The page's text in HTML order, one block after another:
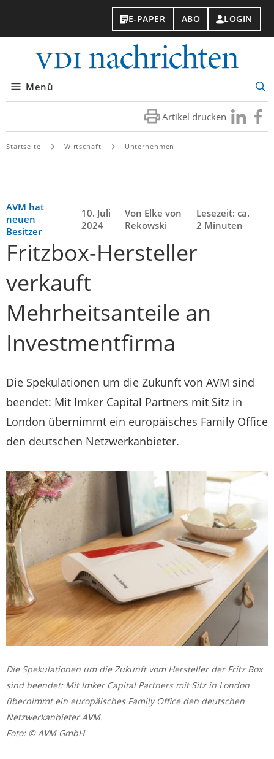
E-PAPER ABO LOGIN
Menü
Artikel drucken Besuchen
Sie
Sie
Startseite Wirtschaft Unternehmen
AVM hat
neuen
Besitzer
10. Juli
2024
Von Elke von
Rekowski
Lesezeit: ca.
2 Minuten
Fritzbox-Hersteller
verkauft
Mehrheitsanteile an
Investmentfirma
Die Spekulationen um die Zukunft von AVM sind
beendet: Mit Imker Capital Partners mit Sitz in
London übernimmt ein europäisches Family Office
den deutschen Netzwerkanbieter.
Die Spekulationen um die Zukunft vom Hersteller der Fritz Box
sind beendet: Mit Imker Capital Partners mit Sitz in London
übernimmt ein europäisches Family Office den deutschen
Netzwerkanbieter AVM.
Foto: © AVM GmbH